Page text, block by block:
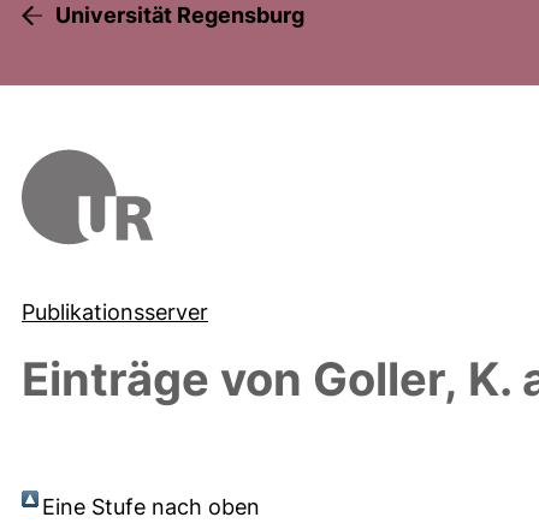
Universität Regensburg
Publikationsserver
Einträge von Goller, K.
Eine Stufe nach oben